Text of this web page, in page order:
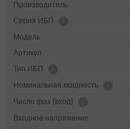
Производитель
Серия ИБП
Модель
Артикул
Тип ИБП
Номинальная мощность
Число фаз (вход)
Входное напряжение